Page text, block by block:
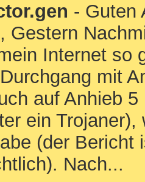
- Guten
Gestern
Internet so
mit
auf Anhieb
ein Trojaner),
(der Bericht
Nach...